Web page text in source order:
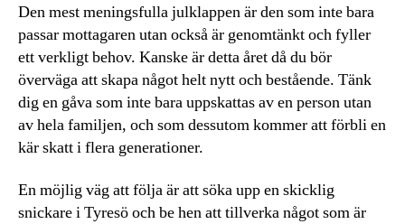
Den mest meningsfulla julklappen är den som inte bara
passar mottagaren utan också är genomtänkt och fyller
ett verkligt behov. Kanske är detta året då du bör
överväga att skapa något helt nytt och bestående. Tänk
dig en gåva som inte bara uppskattas av en person utan
av hela familjen, och som dessutom kommer att förbli en
kär skatt i flera generationer.
En möjlig väg att följa är att söka upp en skicklig
snickare i Tyresö och be hen att tillverka något som är